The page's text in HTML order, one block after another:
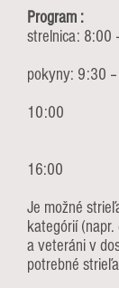
strelnica: 8:00
pokyny: 9:30
Štart
10:00
16:00
Je možné
kategórií
a veteráni v
potrebné